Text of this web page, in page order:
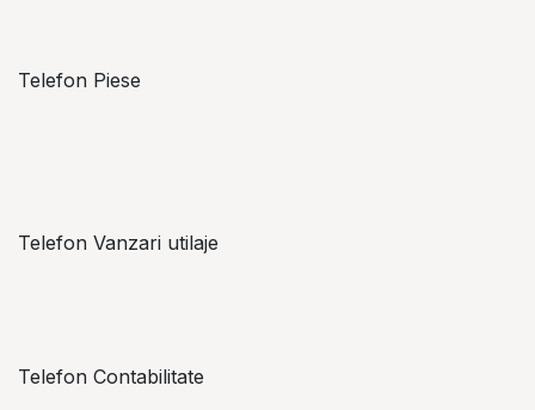
Telefon Piese
Telefon Vanzari utilaje
Telefon Contabilitate